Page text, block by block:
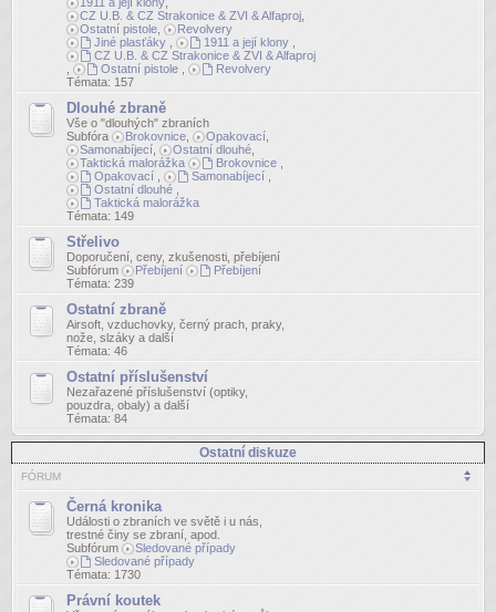
CZ U.B. & CZ Strakonice & ZVI & Alfaproj
Ostatní pistole
Revolvery
Jiné plasťáky, 1911 a její klony,
CZ U.B. & CZ Strakonice & ZVI & Alfaproj
Ostatní pistole,
Revolvery
Témata: 157
Dlouhé zbraně
Vše o "dlouhých" zbraních
Subfóra
Brokovnice Opakovací
Samonabíjecí
Ostatní dlouhé
Taktická malorážka
Brokovnice,
Opakovací, Samonabíjecí,
Ostatní dlouhé,
Taktická malorážka
Témata: 149
Střelivo
Doporučení, ceny, zkušenosti, přebíjení
Subfórum
Přebíjení
Přebíjení
Témata: 239
Ostatní zbraně
Airsoft, vzduchovky, černý prach, praky,
nože, slzáky a další
Témata: 46
Ostatní příslušenství
Nezařazené příslušenství (optiky,
pouzdra, obaly) a další
Témata: 84
Ostatní diskuze
FÓRUM
Černá kronika
Události o zbraních ve světě i u nás,
trestné činy se zbraní, apod.
Subfórum
Sledované případy
Sledované případy
Témata: 1730
Právní koutek